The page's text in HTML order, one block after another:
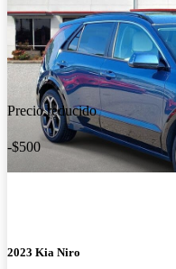
Precio reducido
-$500
2023 Kia Niro